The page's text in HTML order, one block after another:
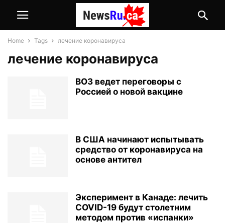
Home Tags лечение коронавируса
лечение коронавируса
ВОЗ ведет переговоры с
Россией о новой вакцине
В США начинают испытывать
средство от коронавируса на
основе антител
Эксперимент в Канаде: лечить
COVID-19 будут столетним
методом против «испанки»